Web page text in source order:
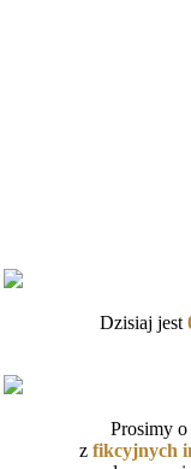
Dzisiaj jest
Prosimy
z fikcyjnych